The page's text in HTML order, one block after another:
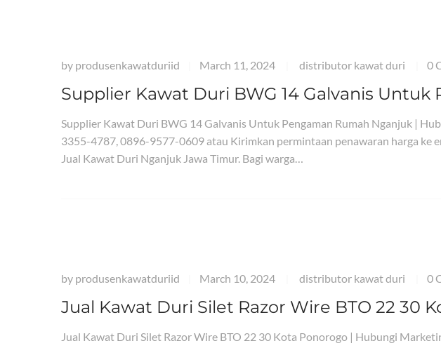
by produsenkawatduriid March 11, 2024 distributor kawat duri 0
Supplier Kawat Duri BWG 14 Galvanis
Supplier Kawat Duri BWG 14 Galvanis Untuk Pengaman Rumah Nganjuk |
3355-4787, 0896-9577-0609 atau Kirimkan permintaan penawaran harga ke
Jual Kawat Duri Nganjuk Jawa Timur. Bagi warga…
by produsenkawatduriid March 10, 2024 distributor kawat duri 0
Jual Kawat Duri Silet Razor Wire BTO 22 30
Jual Kawat Duri Silet Razor Wire BTO 22 30 Kota Ponorogo | Hubungi